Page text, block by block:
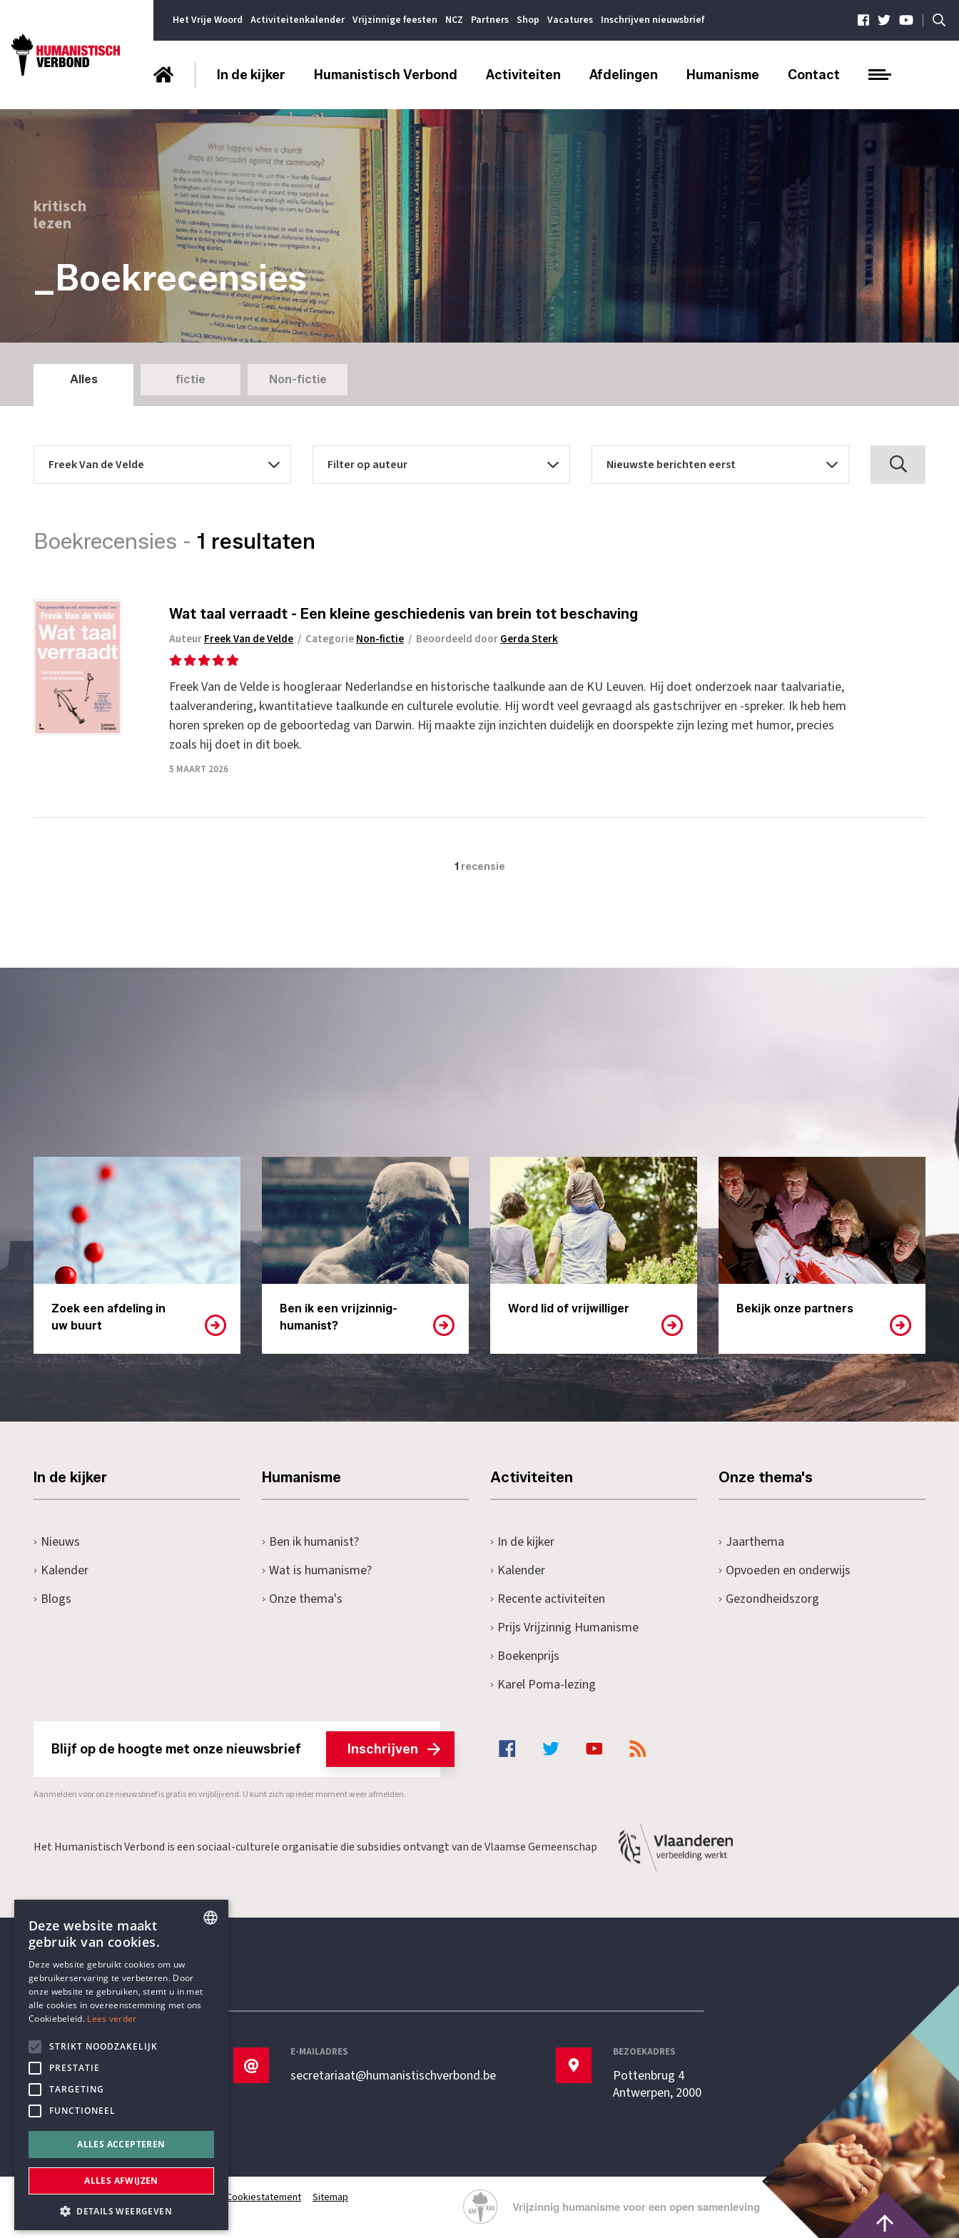
Het Vrije Woord Activiteitenkalender Vrijzinnige feesten NCZ Partners Shop Vacatures Inschrijven nieuwsbrief |
In de kijker Humanistisch Verbond Activiteiten Afdelingen Humanisme Contact
kritisch
lezen
_Boekrecensies
Alles fictie Non-fictie
Boekrecensies - 1 resultaten
Wat taal verraadt - Een kleine geschiedenis van brein tot beschaving
AuteurFreek Van de Velde / CategorieNon-fictie / Beoordeeld doorGerda Sterk
Freek Van de Velde is hoogleraar Nederlandse en historische taalkunde aan de KU Leuven. Hij doet onderzoek naar taalvariatie,
taalverandering, kwantitatieve taalkunde en culturele evolutie. Hij wordt veel gevraagd als gastschrijver en -spreker. Ik heb hem
horen spreken op de geboortedag van Darwin. Hij maakte zijn inzichten duidelijk en doorspekte zijn lezing met humor, precies
zoals hij doet in dit boek.
5 MAART 2026
1 recensie
Zoek een afdeling in
uw buurt
Ben ik een vrijzinnig-
humanist?
Word lid of vrijwilliger Bekijk onze partners
In de kijker
Nieuws
Kalender
Blogs
Humanisme
Ben ik humanist?
Wat is humanisme?
Onze thema's
Activiteiten
In de kijker
Kalender
Recente activiteiten
Prijs Vrijzinnig Humanisme
Boekenprijs
Karel Poma-lezing
Onze thema's
Jaarthema
Opvoeden en onderwijs
Gezondheidszorg
Blijf op de hoogte met onze nieuwsbrief Inschrijven
Aanmelden voor onze nieuwsbrief is gratis en vrijblijvend. U kunt zich op ieder moment weer afmelden.
Het Humanistisch Verbond is een sociaal-culturele organisatie die subsidies ontvangt van de Vlaamse Gemeenschap
Contactgegevens
TELEFOON
+32 3 233 70 32
E-MAILADRES
secretariaat@humanistischverbond.be
BEZOEKADRES
Pottenbrug 4
Antwerpen, 2000
© Humanistisch Verbond 2026 Privacy Cookiestatement Sitemap
#codedwithlove byCodelines
DUTCH
Deze website maakt
gebruik van cookies.
Deze website gebruikt cookies om uw
gebruikerservaring te verbeteren. Door
onze website te gebruiken, stemt u in met
alle cookies in overeenstemming met ons
Cookiebeleid. Lees verder
STRIKT NOODZAKELIJK
PRESTATIE
TARGETING
FUNCTIONEEL
ALLES ACCEPTEREN
ALLES AFWIJZEN
DETAILS WEERGEVEN